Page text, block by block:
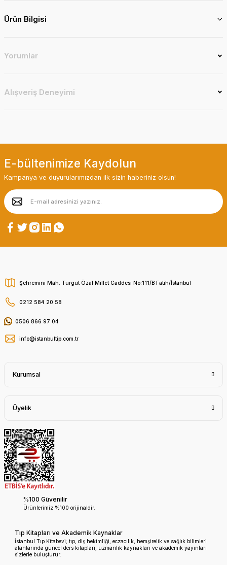
Ürün Bilgisi
Yorumlar
Alışveriş Deneyimi
E-bültenimize Kaydolun
Kampanya ve duyurularımızdan ilk sizin haberiniz olsun!
Şehremini Mah. Turgut Özal Millet Caddesi No:111/B Fatih/İstanbul
0212 584 20 58
0506 866 97 04
info@istanbultip.com.tr
Kurumsal
Üyelik
%100 Güvenilir
Ürünlerimiz %100 orijinaldir.
Tıp Kitapları ve Akademik Kaynaklar
İstanbul Tıp Kitabevi; tıp, diş hekimliği, eczacılık, hemşirelik ve sağlık bilimleri
alanlarında güncel ders kitapları, uzmanlık kaynakları ve akademik yayınları
sizlerle buluşturur.